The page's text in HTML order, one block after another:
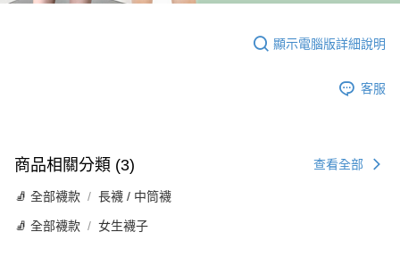
顯示電腦版詳細說明
客服
商品相關分類 (3) 查看全部
🧦 全部襪款 長襪 / 中筒襪
🧦 全部襪款 女生襪子